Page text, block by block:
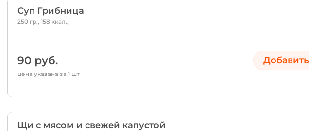
Суп Грибница
250 гр., 158 ккал.,
90 руб. Добавить
цена указана за 1 шт
Щи с мясом и свежей капустой